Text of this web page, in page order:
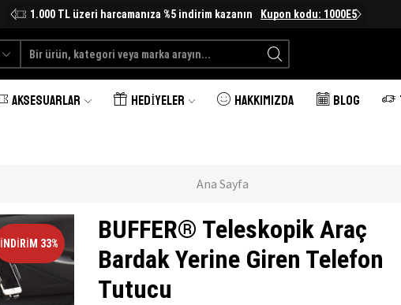
1.000 TL üzeri harcamanıza %5 indirim kazanın Kupon kodu: 1000E5
Search
AKSESUARLAR HEDIYELER HAKKIMIZDA BLOG
Ana Sayfa
İNDIRIM 33%
BUFFER® Teleskopik Araç
Bardak Yerine Giren Telefon
Tutucu